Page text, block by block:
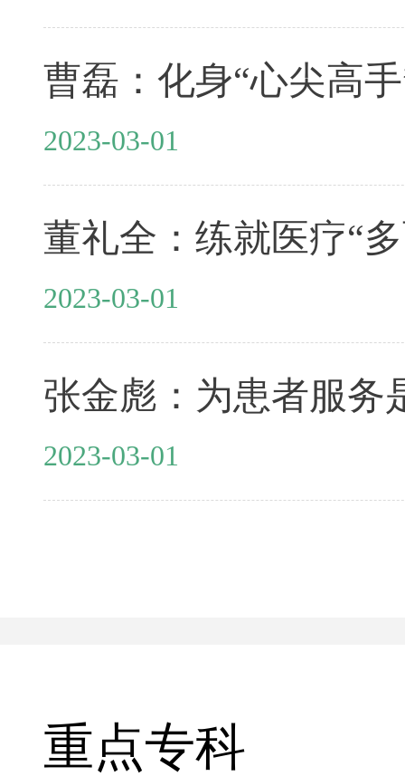
曹磊：化身“心尖高
2023-03-01
董礼全：练就医疗“
2023-03-01
张金彪：为患者服务
2023-03-01
重点专科